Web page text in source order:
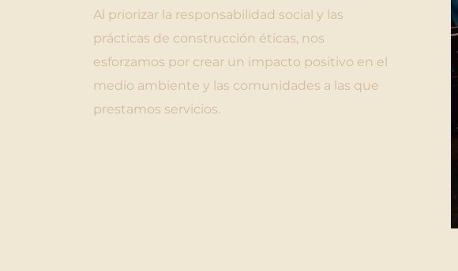
Al priorizar la responsabilidad social y las
prácticas de construcción éticas, nos
esforzamos por crear un impacto positivo en el
medio ambiente y las comunidades a las que
prestamos servicios.